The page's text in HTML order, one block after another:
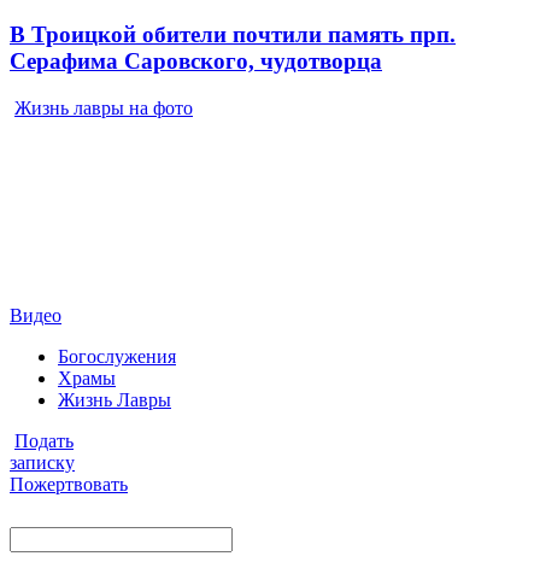
В Троицкой обители почтили память прп.
Серафима Саровского, чудотворца
Жизнь лавры на фото
Видео
Богослужения
Храмы
Жизнь Лавры
Подать
записку
Пожертвовать